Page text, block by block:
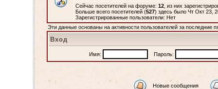
Сейчас посетителей на форуме: 12, из них
Больше всего посетителей (527) здесь было Чт Окт 23,
Зарегистрированные пользователи: Нет
Эти данные основаны на активности пользователей за последние
Вход
Имя: Пароль:
Новые сообщения